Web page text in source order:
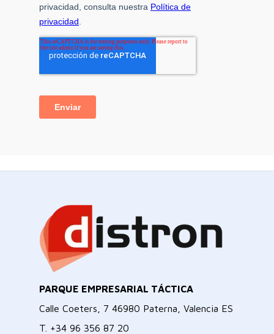
PARQUE EMPRESARIAL TÁCTICA
Calle Coeters, 7 46980 Paterna, Valencia ES
T. +34 96 356 87 20